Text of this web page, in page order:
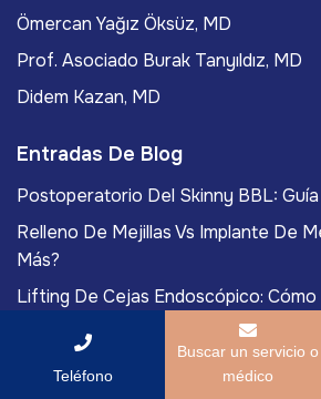
Ömercan Yağız Öksüz, MD
Prof. Asociado Burak Tanyıldız, MD
Didem Kazan, MD
Entradas De Blog
Postoperatorio Del Skinny BBL:
Relleno De Mejillas Vs Implante De
Más?
Lifting De Cejas Endoscópico:
Lip Flip: Qué Es, Procedimiento Y
Teléfono
Buscar un servicio o
médico